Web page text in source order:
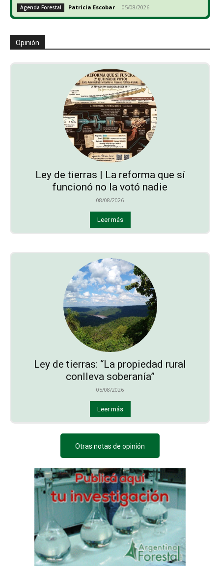
Agenda Forestal Patricia Escobar - 05/08/2026
Opinión
Ley de tierras | La reforma que sí
funcionó no la votó nadie
08/08/2026
Leer más
Ley de tierras: “La propiedad rural
conlleva soberanía”
05/08/2026
Leer más
Otras notas de opinión